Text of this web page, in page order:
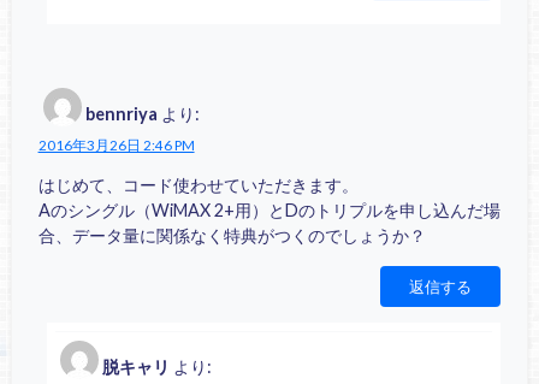
bennriya より:
2016年3月26日 2:46 PM
はじめて、コード使わせていただきます。
Aのシングル（WiMAX 2+用）とDのトリプルを申し込んだ場
合、データ量に関係なく特典がつくのでしょうか？
返信する
脱キャリ より: